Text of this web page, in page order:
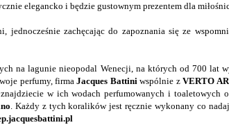
elegancko i będzie gustownym prezentem dla
jednocześnie zachęcając do zapoznania się ze
na lagunie nieopodal Wenecji, na których od 700 lat
perfumy, firmaJacques Battiniwspólnie zVERTO
w ich wodach perfumowanych i toaletowych
. Każdy z tych koralików jest ręcznie wykonany co